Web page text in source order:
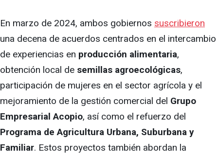
En marzo de 2024, ambos gobiernos suscribieron
una decena de acuerdos centrados en el intercambio
de experiencias en producción alimentaria,
obtención local de semillas agroecológicas,
participación de mujeres en el sector agrícola y el
mejoramiento de la gestión comercial del Grupo
Empresarial Acopio, así como el refuerzo del
Programa de Agricultura Urbana, Suburbana y
Familiar. Estos proyectos también abordan la